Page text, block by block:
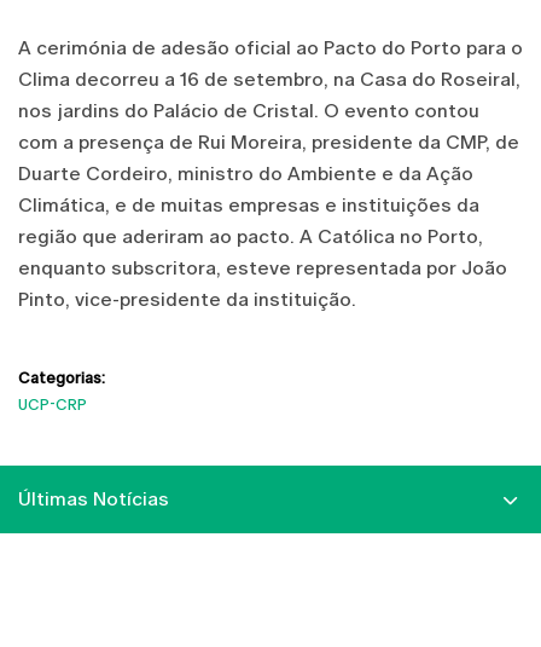
A cerimónia de adesão oficial ao Pacto do Porto para o
Clima decorreu a 16 de setembro, na Casa do Roseiral,
nos jardins do Palácio de Cristal. O evento contou
com a presença de Rui Moreira, presidente da CMP, de
Duarte Cordeiro, ministro do Ambiente e da Ação
Climática, e de muitas empresas e instituições da
região que aderiram ao pacto. A Católica no Porto,
enquanto subscritora, esteve representada por João
Pinto, vice-presidente da instituição.
Categorias:
UCP-CRP
Últimas Notícias